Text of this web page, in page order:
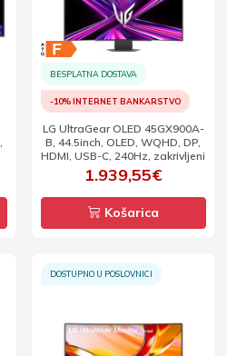
BESPLATNA DOSTAVA
-10% INTERNET BANKARSTVO
LG UltraGear OLED 45GX900A-
B, 44.5inch, OLED, WQHD, DP,
HDMI, USB-C, 240Hz, zakrivljeni
1.939,55€
Košarica
DOSTUPNO U POSLOVNICI